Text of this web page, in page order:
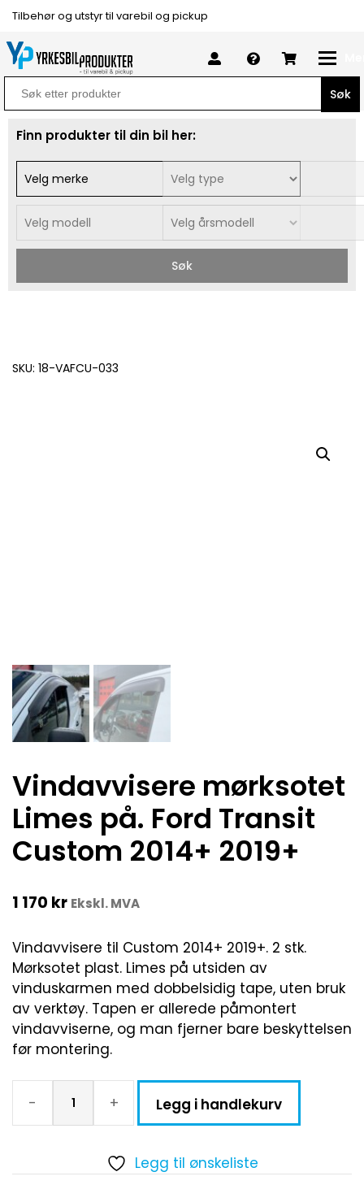
Tilbehør og utstyr til varebil og pickup
Search
for:
Finn produkter til din bil her:
Søk
SKU: 18-VAFCU-033
Vindavvisere mørksotet
Limes på. Ford Transit
Custom 2014+ 2019+
1 170 kr Ekskl. MVA
Vindavvisere til Custom 2014+ 2019+. 2 stk.
Mørksotet plast. Limes på utsiden av
vinduskarmen med dobbelsidig tape, uten bruk
av verktøy. Tapen er allerede påmontert
vindavviserne, og man fjerner bare beskyttelsen
før montering.
- + Legg i handlekurv
Legg til ønskeliste